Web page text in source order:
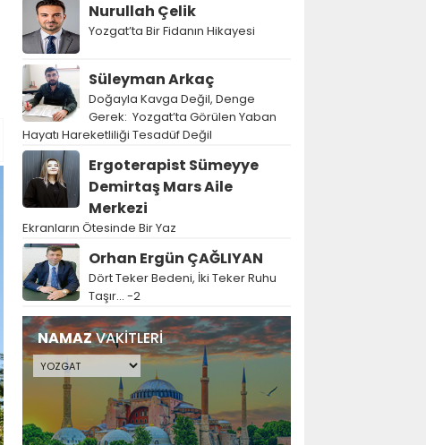
Nurullah Çelik
Yozgat’ta Bir Fidanın Hikayesi
Süleyman Arkaç
Doğayla Kavga Değil, Denge
Gerek: Yozgat’ta Görülen Yaban
Hayatı Hareketliliği Tesadüf Değil
Ergoterapist Sümeyye
Demirtaş Mars Aile
Merkezi
Ekranların Ötesinde Bir Yaz
Orhan Ergün ÇAĞLIYAN
Dört Teker Bedeni, İki Teker Ruhu
Taşır… -2
NAMAZVAKİTLERİ